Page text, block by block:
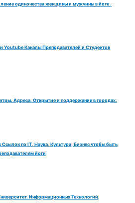
одиночества женщины и мужчины в йоге .
Youtube Каналы Преподавателей и Студентов
Адреса. Открытие и поддержание в городах.
по IT, Наука, Культура, Бизнес чтобы быть
йоги
Информационных Технологий,